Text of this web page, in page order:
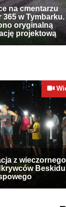
na cmentarzu
w Tymbarku.
oryginalną
projektową
z wieczornego
Beskidu